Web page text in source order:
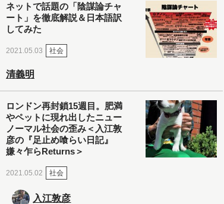
ネットで話題の「陰謀論チャ
ート」を徹底解説＆日本語訳
してみた
2021.05.03 社会
清義明
ロンドン再封鎖15週目。肥満
やペットに現れ出したニュー
ノーマル社会の歪み＜入江敦
彦の『足止め喰らい日記』
嫌々乍らReturns＞
2021.05.02 社会
入江敦彦